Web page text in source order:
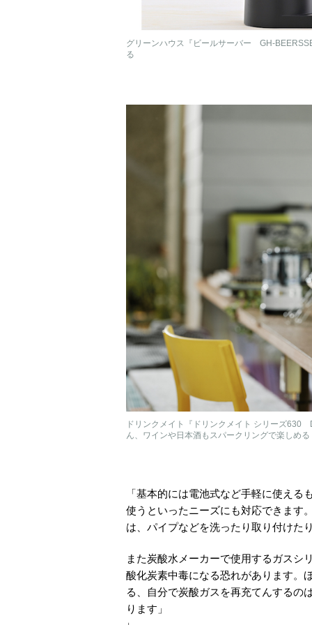
グリーンハウス『ビールサーバー GH-
る
ドリンクメイト『ドリンクメイト シリーズ630
ん、ワインや日本酒もスパークリングで楽しめる
「基本的には電池式など手軽に使え
使うといったニーズにも対応できます
は、パイプなどを洗ったり取り付けた
また炭酸水メーカーで使用するガスシ
酸化炭素中毒になる恐れがあります。
る、自分で炭酸ガスを再充てんする
ります」